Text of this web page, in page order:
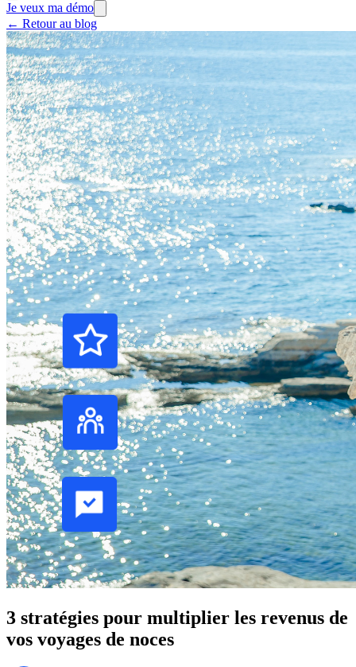
Je veux ma démo
← Retour au blog
3 stratégies pour multiplier les revenus de
vos voyages de noces